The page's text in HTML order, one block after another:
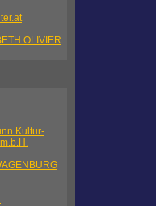
OLIVIER
Kultur-